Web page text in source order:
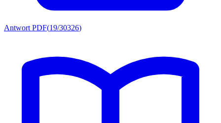
Antwort PDF(19/30326)